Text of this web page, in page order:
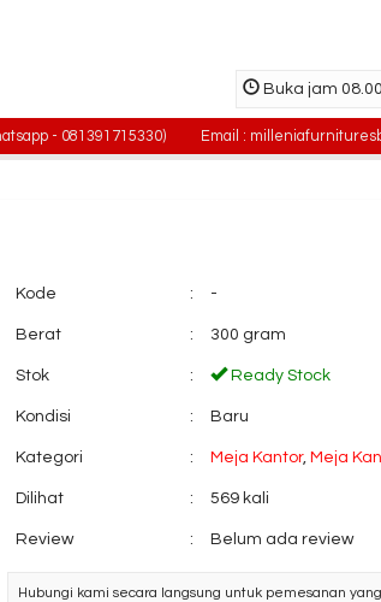
Buka jam
Email :
Kode : -
Berat : 300 gram
Stok : Ready Stock
Kondisi : Baru
Kategori : Meja Kantor,Meja
Dilihat : 569 kali
Review : Belum ada review
Hubungi kami secara langsung untuk pemesanan yang
Meja Kantor High Point
*Harga Hubungi CS